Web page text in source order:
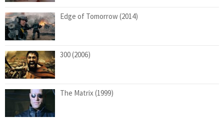
Edge of Tomorrow (2014)
300 (2006)
The Matrix (1999)